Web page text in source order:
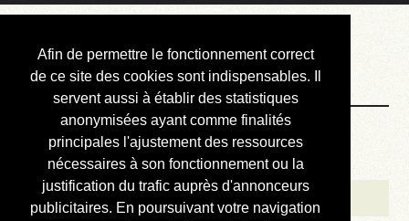
Afin de permettre le fonctionnement correct
de ce site des cookies sont indispensables. Il
servent aussi à établir des statistiques
anonymisées ayant comme finalités
principales l'ajustement des ressources
nécessaires à son fonctionnement ou la
justification du trafic auprès d'annonceurs
publicitaires. En poursuivant votre navigation
Courbis, « LE »
Blog Officiel
Bienvenue
Réalisations
Divers (et d’été)